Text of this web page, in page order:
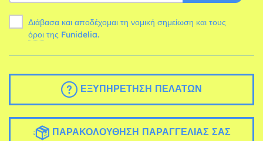
Διάβασα και αποδέχομαι τη νομική σημείωση και τους
όροι της Funidelia.
ΕΞΥΠΗΡΈΤΗΣΗ ΠΕΛΑΤΏΝ
ΠΑΡΑΚΟΛΟΎΘΗΣΗ ΠΑΡΑΓΓΕΛΊΑΣ ΣΑΣ